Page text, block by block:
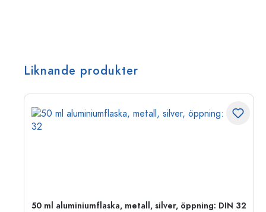
Liknande produkter
50 ml aluminiumflaska, metall, silver, öppning: DIN 32